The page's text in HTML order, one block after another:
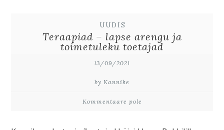
UUDIS
Teraapiad – lapse arengu ja
toimetuleku toetajad
13/09/2021
by Kannike
Kommentaare pole